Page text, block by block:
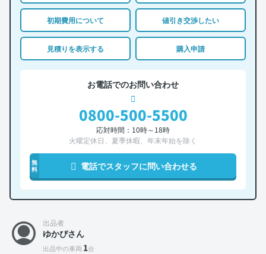
初期費用について 値引き交渉したい
見積りを表示する 購入申請
お電話でのお問い合わせ
0800-500-5500
応対時間：10時～18時
火曜定休日、夏季休暇、年末年始を除く
無
料
電話でスタッフに問い合わせる
出品者
ゆかぴさん
出品中の車両 1台